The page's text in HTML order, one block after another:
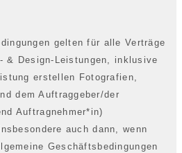
gelten für alle Verträge
& Design-Leistungen, inklusive
erstellen Fotografien,
dem Auftraggeber/der
Auftragnehmer*in)
auch dann, wenn
Geschäftsbedingungen